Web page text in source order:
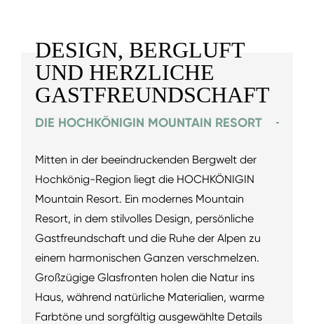
DESIGN, BERGLUFT
UND HERZLICHE
GASTFREUNDSCHAFT
DIE HOCHKÖNIGIN MOUNTAIN RESORT
Mitten in der beeindruckenden Bergwelt der
Hochkönig-Region liegt die HOCHKÖNIGIN
Mountain Resort. Ein modernes Mountain
Resort, in dem stilvolles Design, persönliche
Gastfreundschaft und die Ruhe der Alpen zu
einem harmonischen Ganzen verschmelzen.
Großzügige Glasfronten holen die Natur ins
Haus, während natürliche Materialien, warme
Farbtöne und sorgfältig ausgewählte Details